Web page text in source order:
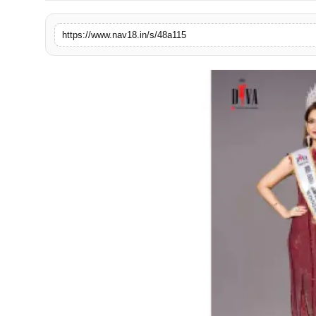
https://www.nav18.in/s/48a115